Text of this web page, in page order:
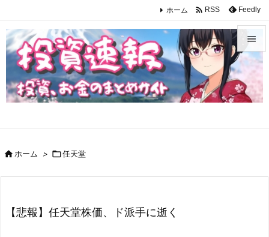




ホーム  RSS Feedly
ホーム > 任天堂
【悲報】任天堂株価、ド派手に逝く